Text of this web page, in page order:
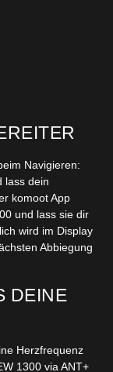
Navigieren:
lass dein
komoot App
und lass sie dir
wird im Display
Abbiegung
DEINE
Herzfrequenz
1300 via ANT+